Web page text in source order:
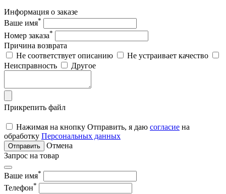
Информация о заказе
Ваше имя*
Номер заказа*
Причина возврата
Не соответствует описанию
Не устраивает качество
Неисправность
Другое
Прикрепить файл
Нажимая на кнопку Отправить, я даю согласие на
обработку Персональных данных
Отправить
Отмена
Запрос на товар
Ваше имя*
Телефон*